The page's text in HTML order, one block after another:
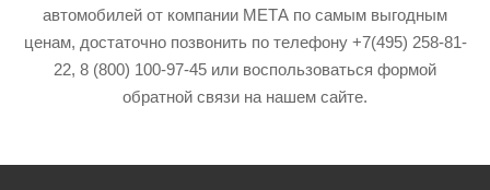
автомобилей от компании МЕТА по самым выгодным
ценам, достаточно позвонить по телефону +7(495) 258-81-
22, 8 (800) 100-97-45 или воспользоваться формой
обратной связи на нашем сайте.